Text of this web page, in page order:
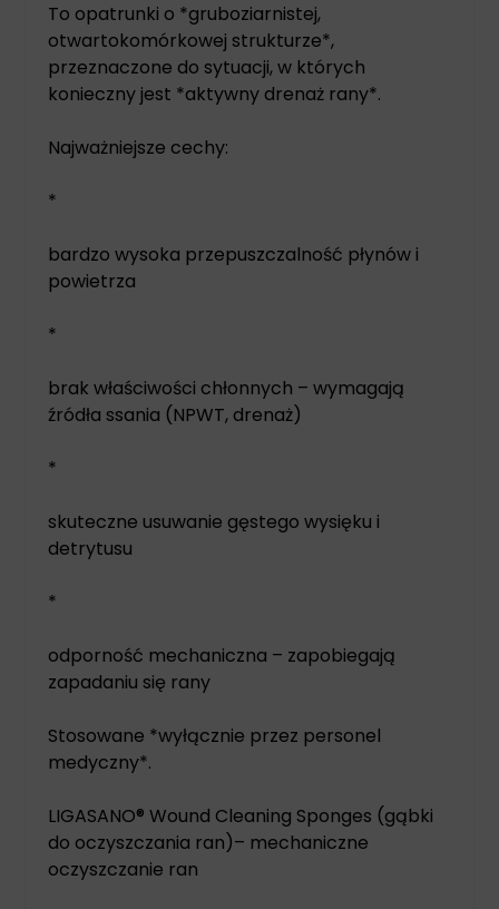
To opatrunki o *gruboziarnistej,
otwartokomórkowej strukturze*,
przeznaczone do sytuacji, w których
konieczny jest *aktywny drenaż rany*.
Najważniejsze cechy:
*
bardzo wysoka przepuszczalność płynów i
powietrza
*
brak właściwości chłonnych – wymagają
źródła ssania (NPWT, drenaż)
*
skuteczne usuwanie gęstego wysięku i
detrytusu
*
odporność mechaniczna – zapobiegają
zapadaniu się rany
Stosowane *wyłącznie przez personel
medyczny*.
LIGASANO® Wound Cleaning Sponges (gąbki
do oczyszczania ran)– mechaniczne
oczyszczanie ran